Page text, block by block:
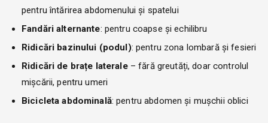
pentru întărirea abdomenului și spatelui
Fandări alternante: pentru coapse și echilibru
Ridicări bazinului (podul): pentru zona lombară și fesieri
Ridicări de brațe laterale– fără greutăți, doar controlul
mișcării, pentru umeri
Bicicleta abdominală: pentru abdomen și mușchii oblici